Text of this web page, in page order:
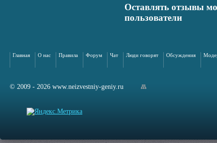
Оставлять отзывы
пользователи
Главная О нас Правила Форум Чат Люди говорят Обсуждения
© 2009 - 2026 www.neizvestniy-geniy.ru
сайта